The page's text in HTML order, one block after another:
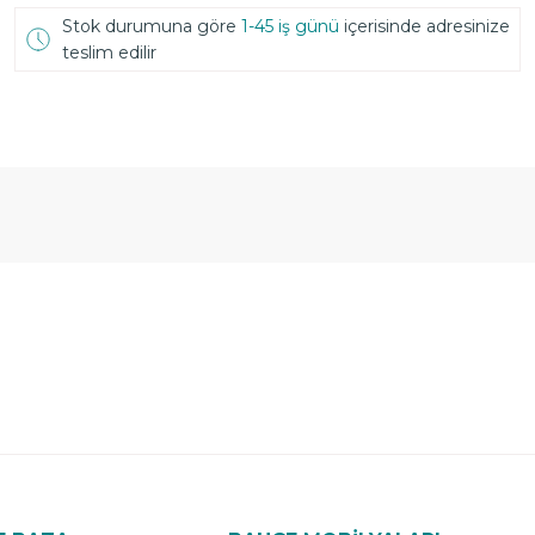
Stok durumuna göre 1-45 iş günü içerisinde adresinize
teslim edilir